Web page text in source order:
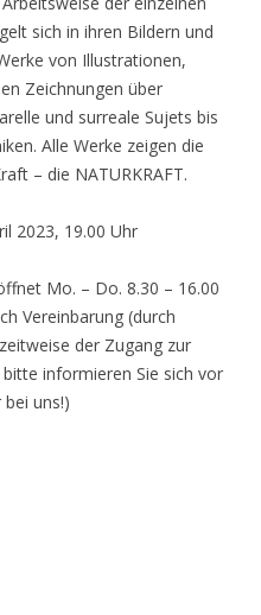
sich in ihren Bildern und
von Illustrationen,
Zeichnungen über
und surreale Sujets bis
Alle Werke zeigen die
– die NATURKRAFT.
2023, 19.00 Uhr
Mo. – Do. 8.30 – 16.00
Vereinbarung (durch
der Zugang zur
informieren Sie sich vor
uns!)